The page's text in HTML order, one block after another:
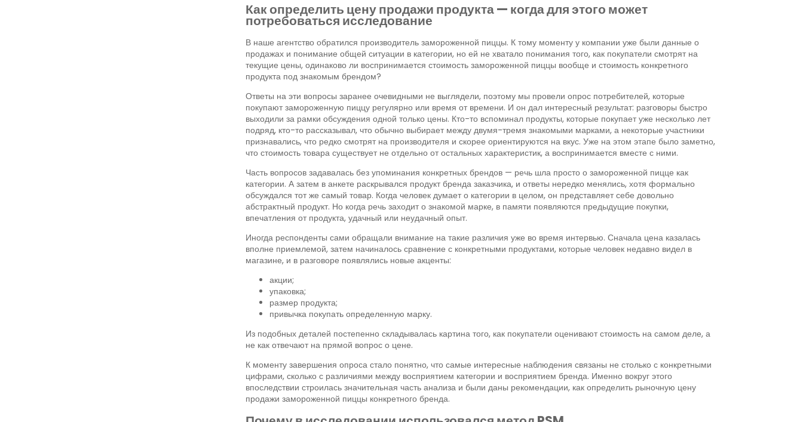
Как определить цену продажи продукта — когда для этого может
потребоваться исследование
В наше агентство обратился производитель замороженной пиццы. К тому моменту у компании уже были данные о
продажах и понимание общей ситуации в категории, но ей не хватало понимания того, как покупатели смотрят на
текущие цены, одинаково ли воспринимается стоимость замороженной пиццы вообще и стоимость конкретного
продукта под знакомым брендом?
Ответы на эти вопросы заранее очевидными не выглядели, поэтому мы провели опрос потребителей, которые
покупают замороженную пиццу регулярно или время от времени. И он дал интересный результат: разговоры быстро
выходили за рамки обсуждения одной только цены. Кто-то вспоминал продукты, которые покупает уже несколько лет
подряд, кто-то рассказывал, что обычно выбирает между двумя-тремя знакомыми марками, а некоторые участники
признавались, что редко смотрят на производителя и скорее ориентируются на вкус. Уже на этом этапе было заметно,
что стоимость товара существует не отдельно от остальных характеристик, а воспринимается вместе с ними.
Часть вопросов задавалась без упоминания конкретных брендов — речь шла просто о замороженной пицце как
категории. А затем в анкете раскрывался продукт бренда заказчика, и ответы нередко менялись, хотя формально
обсуждался тот же самый товар. Когда человек думает о категории в целом, он представляет себе довольно
абстрактный продукт. Но когда речь заходит о знакомой марке, в памяти появляются предыдущие покупки,
впечатления от продукта, удачный или неудачный опыт.
Иногда респонденты сами обращали внимание на такие различия уже во время интервью. Сначала цена казалась
вполне приемлемой, затем начиналось сравнение с конкретными продуктами, которые человек недавно видел в
магазине, и в разговоре появлялись новые акценты:
акции;
упаковка;
размер продукта;
привычка покупать определенную марку.
Из подобных деталей постепенно складывалась картина того, как покупатели оценивают стоимость на самом деле, а
не как отвечают на прямой вопрос о цене.
К моменту завершения опроса стало понятно, что самые интересные наблюдения связаны не столько с конкретными
цифрами, сколько с различиями между восприятием категории и восприятием бренда. Именно вокруг этого
впоследствии строилась значительная часть анализа и были даны рекомендации, как определить рыночную цену
продажи замороженной пиццы конкретного бренда.